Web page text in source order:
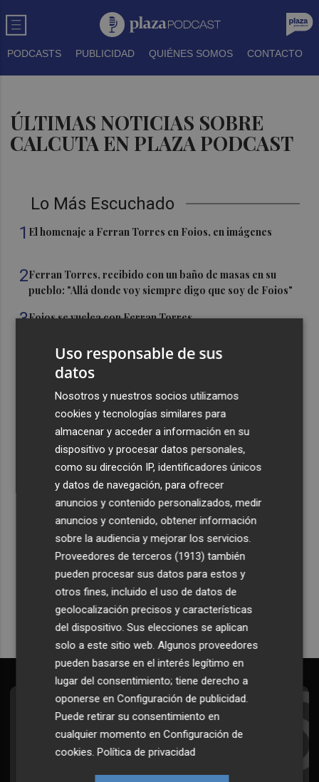
PODCASTS PUBLICIDAD QUIÉNES SOMOS CONTACTO
ÚLTIMAS NOTICIAS SOBRE
CALCUTA EN PLAZA PODCAST
Lo Más Escuchado
1 El homenaje a Ferran Torres en Foios, en imágenes
2Ferran Torres, recibido con un baño de masas en su
pueblo: "Allá donde voy siempre digo que soy de Foios"
3Foios se vuelca con Ferran Torres
Las '200 vidas' que llevaron a Paco Rabal de Águilas a la
cima del cine: un documental recupera la voz y la mirada
del actor
Y también se hace de día para Buonanotte con su fichaje
por el Elche CF
Recibe toda la actualidad de
Plaza Podcast en tu correo
Quiero suscribirme
Suscríbete al Boletín
Todos los días a primera hora en tu email
¡Quiero suscribirme!
Uso responsable de sus
datos
Nosotros y nuestros socios utilizamos
cookies y tecnologías similares para
almacenar y acceder a información en su
dispositivo y procesar datos personales,
como su dirección IP, identificadores únicos
y datos de navegación, para ofrecer
anuncios y contenido personalizados, medir
anuncios y contenido, obtener información
sobre la audiencia y mejorar los servicios.
Proveedores de terceros (1913) también
pueden procesar sus datos para estos y
otros fines, incluido el uso de datos de
geolocalización precisos y características
del dispositivo. Sus elecciones se aplican
solo a este sitio web. Algunos proveedores
pueden basarse en el interés legítimo en
lugar del consentimiento; tiene derecho a
oponerse enConfiguración de publicidad
Puede retirar su consentimiento en
cualquier momento enConfiguración de
cookies .Política de privacidad